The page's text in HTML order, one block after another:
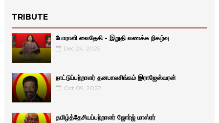
TRIBUTE
போராளி வைதேகி - இறுதி வணக்க நிகழ்வு
Dec 24, 2025
நாட்டுப்பற்றாளர் தனபாலசிங்கம் இராஜேஸ்வரன்
Oct 09, 2022
தமிழ்த்தேசியப்பற்றாளர் ஜோர்ஜ் மாஸ்ரர்